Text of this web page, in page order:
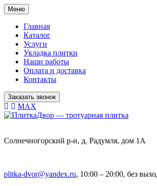
Меню
Главная
Каталог
Услуги
Укладка плитки
Наши работы
Оплата и доставка
Контакты
Заказать звонок
MAX
Солнечногорский р-н, д. Радумля, дом 1А
plitka-dvor@yandex.ru, 10:00 – 20:00, без